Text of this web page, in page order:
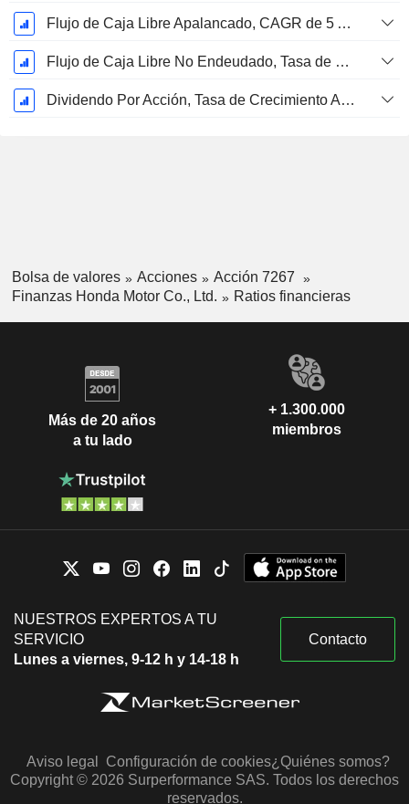
Flujo de Caja Libre Apalancado, CAGR de 5 Años %
Flujo de Caja Libre No Endeudado, Tasa de Crecimiento Anual Compuesto de 5 Años %
Dividendo Por Acción, Tasa de Crecimiento Anual Compuesto de 5 Años %
Bolsa de valores Acciones
Acción 7267
Finanzas Honda Motor Co., Ltd.
Ratios financieras
Más de 20 años
a tu lado
+ 1.300.000
miembros
NUESTROS EXPERTOS A TU
SERVICIO
Lunes a viernes, 9-12 h y 14-18 h
Contacto
Aviso legal Configuración de cookies¿Quiénes somos?
Copyright © 2026 Surperformance SAS. Todos los derechos
reservados.